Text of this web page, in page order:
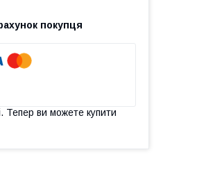
покупця
Тепер ви можете купити